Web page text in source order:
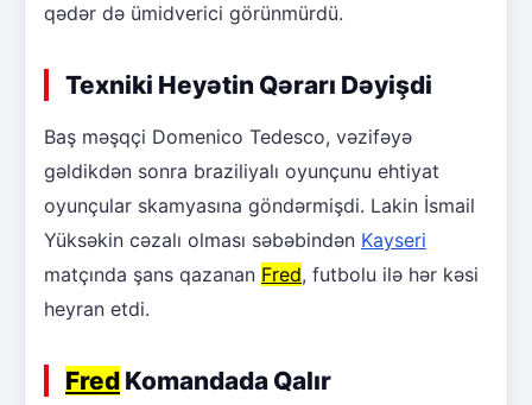
qədər də ümidverici görünmürdü.
Texniki Heyətin Qərarı Dəyişdi
Baş məşqçi Domenico Tedesco, vəzifəyə
gəldikdən sonra braziliyalı oyunçunu ehtiyat
oyunçular skamyasına göndərmişdi. Lakin İsmail
Yüksəkin cəzalı olması səbəbindən Kayseri
matçında şans qazanan Fred, futbolu ilə hər kəsi
heyran etdi.
Fred Komandada Qalır